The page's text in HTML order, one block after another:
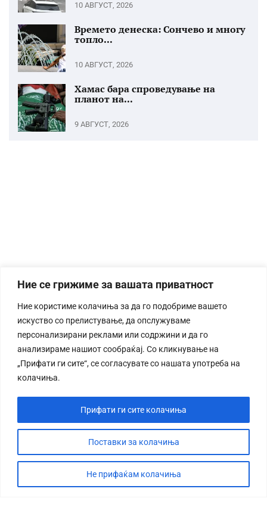
Ние се грижиме за вашата приватност
Ние користиме колачиња за да го подобриме вашето
искуство со прелистување, да опслужуваме
персонализирани реклами или содржини и да го
анализираме нашиот сообраќај. Со кликнување на
„Прифати ги сите“, се согласувате со нашата употреба на
колачиња.
Поставки за колачиња
Не прифаќам колачиња
Прифати ги сите колачиња
10 АВГУСТ, 2026
Времето денеска: Сончево и многу
топло...
10 АВГУСТ, 2026
Хамас бара спроведување на
планот на...
9 АВГУСТ, 2026